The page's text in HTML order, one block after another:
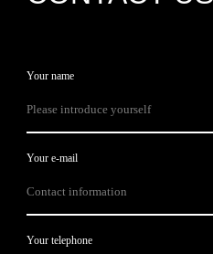
Your name
Your e-mail
Your telephone